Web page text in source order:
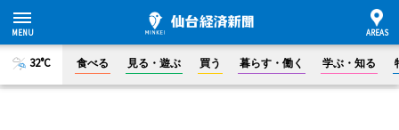
32°C 食べる 見る・遊ぶ 買う 暮らす・働く 学ぶ・知る